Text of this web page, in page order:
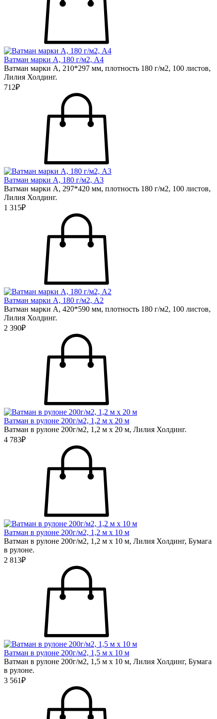
Ватман марки А, 180 г/м2, А4
Ватман марки А, 210*297 мм, плотность 180 г/м2, 100 листов,
Лилия Холдинг.
712₽
Ватман марки А, 180 г/м2, А3
Ватман марки А, 297*420 мм, плотность 180 г/м2, 100 листов,
Лилия Холдинг.
1 315₽
Ватман марки А, 180 г/м2, А2
Ватман марки А, 420*590 мм, плотность 180 г/м2, 100 листов,
Лилия Холдинг.
2 390₽
Ватман в рулоне 200г/м2, 1,2 м х 20 м
Ватман в рулоне 200г/м2, 1,2 м х 20 м, Лилия Холдинг.
4 783₽
Ватман в рулоне 200г/м2, 1,2 м х 10 м
Ватман в рулоне 200г/м2, 1,2 м х 10 м, Лилия Холдинг, Бумага
в рулоне.
2 813₽
Ватман в рулоне 200г/м2, 1,5 м х 10 м
Ватман в рулоне 200г/м2, 1,5 м х 10 м, Лилия Холдинг, Бумага
в рулоне.
3 561₽